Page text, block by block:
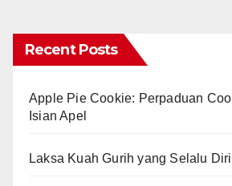
Recent Posts
Apple Pie Cookie: Perpaduan
Isian Apel
Laksa Kuah Gurih yang Selalu